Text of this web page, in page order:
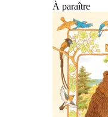
À paraître